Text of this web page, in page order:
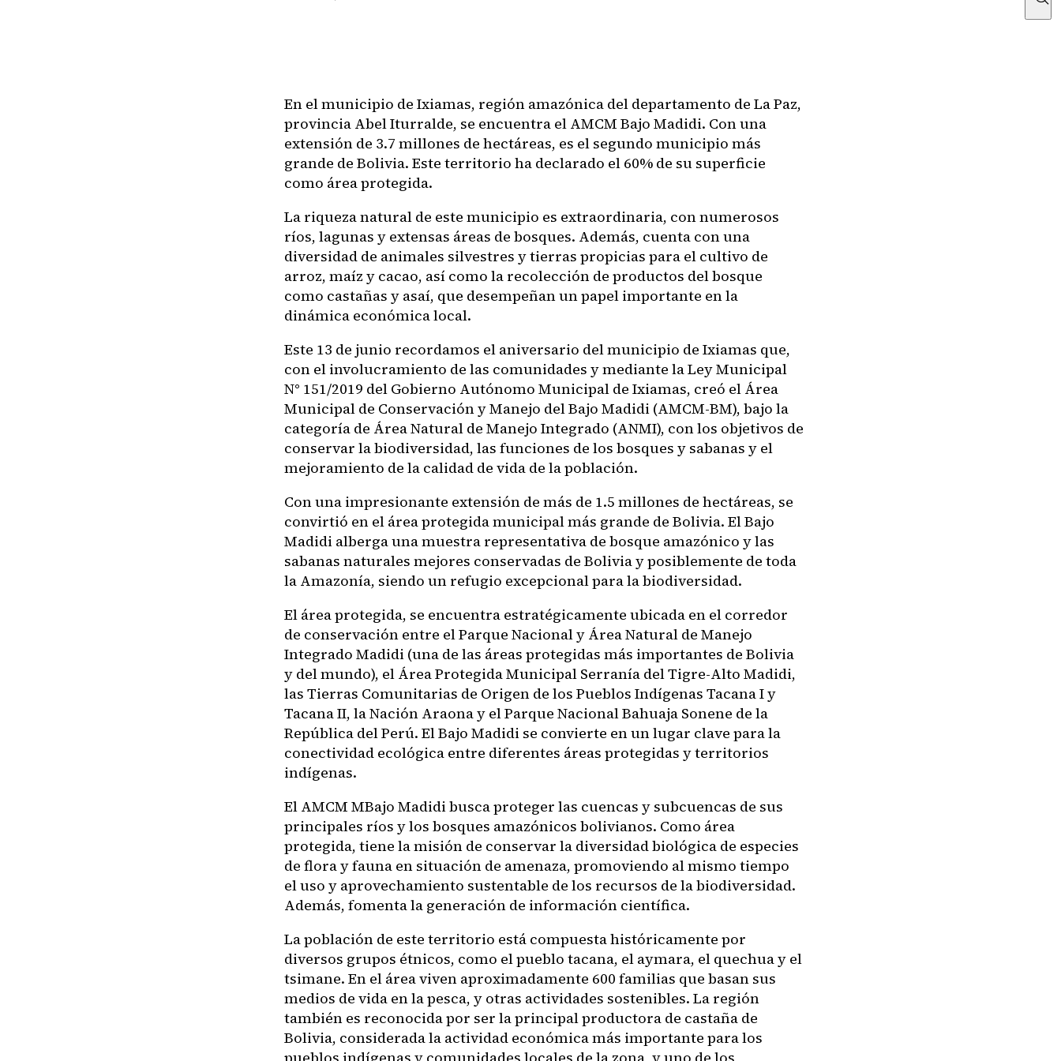
En el municipio de Ixiamas, región amazónica del departamento de La Paz,
provincia Abel Iturralde, se encuentra el AMCM Bajo Madidi. Con una
extensión de 3.7 millones de hectáreas, es el segundo municipio más
grande de Bolivia. Este territorio ha declarado el 60% de su superficie
como área protegida.
La riqueza natural de este municipio es extraordinaria, con numerosos
ríos, lagunas y extensas áreas de bosques. Además, cuenta con una
diversidad de animales silvestres y tierras propicias para el cultivo de
arroz, maíz y cacao, así como la recolección de productos del bosque
como castañas y asaí, que desempeñan un papel importante en la
dinámica económica local.
Este 13 de junio recordamos el aniversario del municipio de Ixiamas que,
con el involucramiento de las comunidades y mediante la Ley Municipal
N° 151/2019 del Gobierno Autónomo Municipal de Ixiamas, creó el Área
Municipal de Conservación y Manejo del Bajo Madidi (AMCM-BM), bajo la
categoría de Área Natural de Manejo Integrado (ANMI), con los objetivos de
conservar la biodiversidad, las funciones de los bosques y sabanas y el
mejoramiento de la calidad de vida de la población.
Con una impresionante extensión de más de 1.5 millones de hectáreas, se
convirtió en el área protegida municipal más grande de Bolivia. El Bajo
Madidi alberga una muestra representativa de bosque amazónico y las
sabanas naturales mejores conservadas de Bolivia y posiblemente de toda
la Amazonía, siendo un refugio excepcional para la biodiversidad.
El área protegida, se encuentra estratégicamente ubicada en el corredor
de conservación entre el Parque Nacional y Área Natural de Manejo
Integrado Madidi (una de las áreas protegidas más importantes de Bolivia
y del mundo), el Área Protegida Municipal Serranía del Tigre-Alto Madidi,
las Tierras Comunitarias de Origen de los Pueblos Indígenas Tacana I y
Tacana II, la Nación Araona y el Parque Nacional Bahuaja Sonene de la
República del Perú. El Bajo Madidi se convierte en un lugar clave para la
conectividad ecológica entre diferentes áreas protegidas y territorios
indígenas.
El AMCM MBajo Madidi busca proteger las cuencas y subcuencas de sus
principales ríos y los bosques amazónicos bolivianos. Como área
protegida, tiene la misión de conservar la diversidad biológica de especies
de flora y fauna en situación de amenaza, promoviendo al mismo tiempo
el uso y aprovechamiento sustentable de los recursos de la biodiversidad.
Además, fomenta la generación de información científica.
La población de este territorio está compuesta históricamente por
diversos grupos étnicos, como el pueblo tacana, el aymara, el quechua y el
tsimane. En el área viven aproximadamente 600 familias que basan sus
medios de vida en la pesca, y otras actividades sostenibles. La región
también es reconocida por ser la principal productora de castaña de
Bolivia, considerada la actividad económica más importante para los